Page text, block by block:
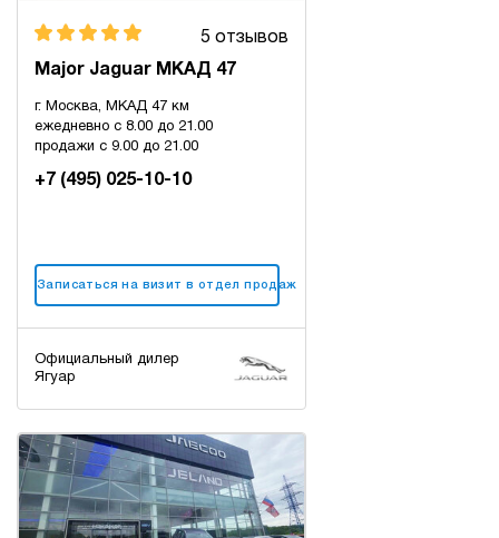
5 отзывов
Major Jaguar МКАД 47
г. Москва, МКАД 47 км
ежедневно с 8.00 до 21.00
продажи с 9.00 до 21.00
+7 (495) 025-10-10
Записаться на визит в отдел продаж
Официальный дилер
Ягуар